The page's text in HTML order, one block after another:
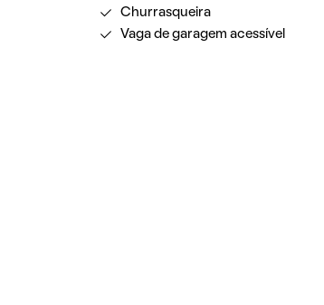
Churrasqueira
Vaga de garagem acessível